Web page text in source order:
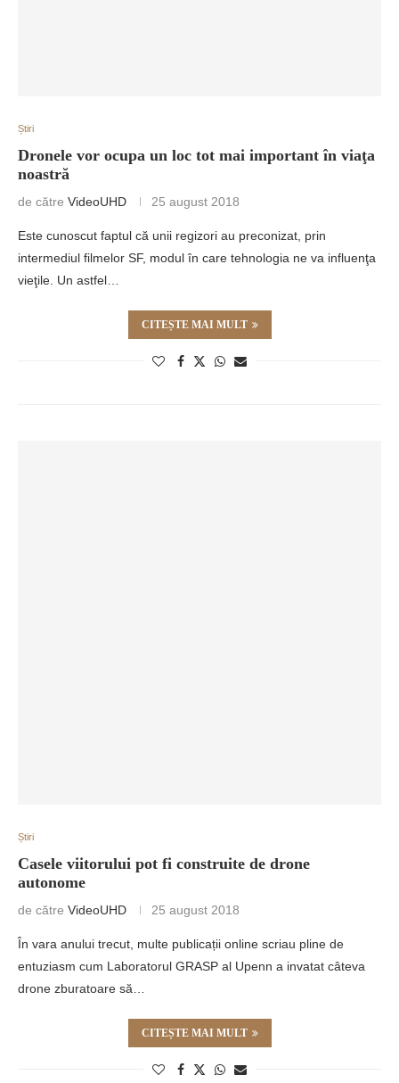
Știri
Dronele vor ocupa un loc tot mai important în viaţa
noastră
de către VideoUHD 25 august 2018
Este cunoscut faptul că unii regizori au preconizat, prin
intermediul filmelor SF, modul în care tehnologia ne va influenţa
vieţile. Un astfel…
CITEȘTE MAI MULT
Știri
Casele viitorului pot fi construite de drone
autonome
de către VideoUHD 25 august 2018
În vara anului trecut, multe publicații online scriau pline de
entuziasm cum Laboratorul GRASP al Upenn a invatat câteva
drone zburatoare să…
CITEȘTE MAI MULT